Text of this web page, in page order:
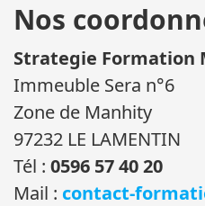
Nos
Strategie Formation
Immeuble Sera n°6
Zone de Manhity
97232 LE LAMENTIN
Tél : 0596 57 40 20
Mail : contact-